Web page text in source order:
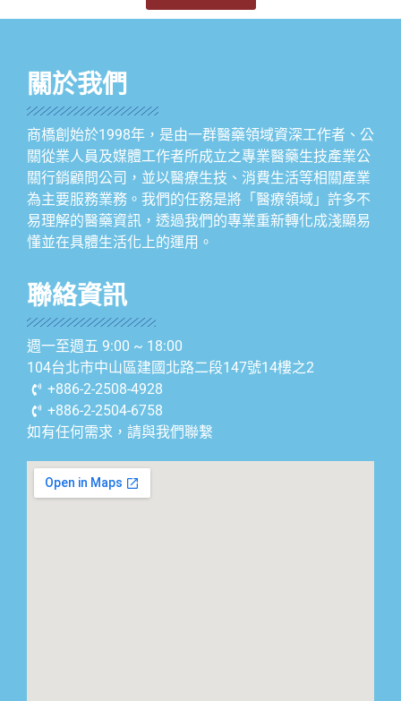
關於我們
商橋創始於1998年，是由一群醫藥領域資深工作者、公
關從業人員及媒體工作者所成立之專業醫藥生技產業公
關行銷顧問公司，並以醫療生技、消費生活等相關產業
為主要服務業務。我們的任務是將「醫療領域」許多不
易理解的醫藥資訊，透過我們的專業重新轉化成淺顯易
懂並在具體生活化上的運用。
聯絡資訊
週一至週五 9:00 ~ 18:00
104台北市中山區建國北路二段147號14樓之2
+886-2-2508-4928
+886-2-2504-6758
如有任何需求，請與我們聯繫